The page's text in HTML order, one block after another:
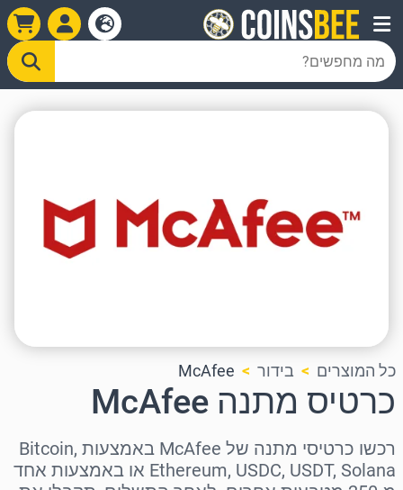
כל המוצרים בידור McAfee
כרטיס מתנה McAfee
רכשו כרטיסי מתנה של McAfee באמצעות Bitcoin,
Ethereum, USDC, USDT, Solana או באמצעות אחד